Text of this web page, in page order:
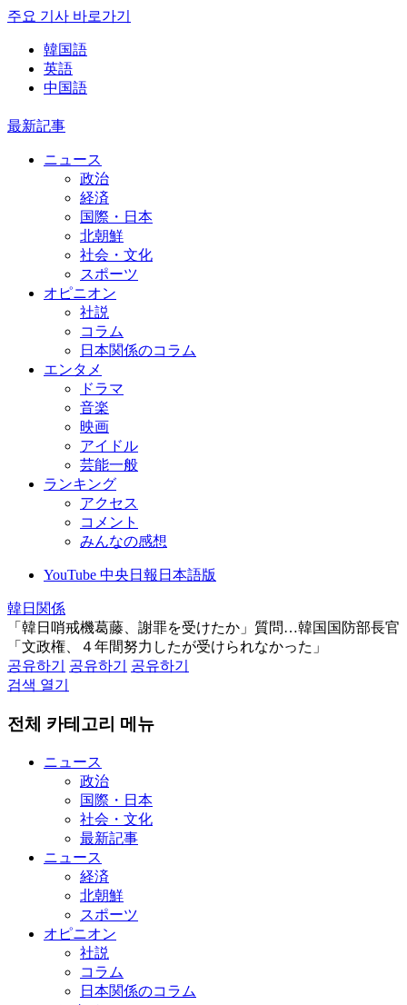
주요 기사 바로가기
韓国語
英語
中国語
最新記事
ニュース
政治
経済
国際・日本
北朝鮮
社会・文化
スポーツ
オピニオン
社説
コラム
日本関係のコラム
エンタメ
ドラマ
音楽
映画
アイドル
芸能一般
ランキング
アクセス
コメント
みんなの感想
YouTube 中央日報日本語版
韓日関係
「韓日哨戒機葛藤、謝罪を受けたか」質問…韓国国防部長官
「文政権、４年間努力したが受けられなかった」
공유하기
공유하기
공유하기
검색 열기
전체 카테고리 메뉴
ニュース
政治
国際・日本
社会・文化
最新記事
ニュース
経済
北朝鮮
スポーツ
オピニオン
社説
コラム
日本関係のコラム